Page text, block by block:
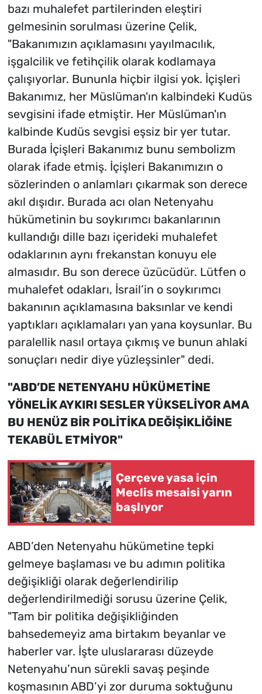
bazı muhalefet partilerinden eleştiri
gelmesinin sorulması üzerine Çelik,
"Bakanımızın açıklamasını yayılmacılık,
işgalcilik ve fetihçilik olarak kodlamaya
çalışıyorlar. Bununla hiçbir ilgisi yok. İçişleri
Bakanımız, her Müslüman'ın kalbindeki Kudüs
sevgisini ifade etmiştir. Her Müslüman'ın
kalbinde Kudüs sevgisi eşsiz bir yer tutar.
Burada İçişleri Bakanımız bunu sembolizm
olarak ifade etmiş. İçişleri Bakanımızın o
sözlerinden o anlamları çıkarmak son derece
akıl dışıdır. Burada acı olan Netenyahu
hükümetinin bu soykırımcı bakanlarının
kullandığı dille bazı içerideki muhalefet
odaklarının aynı frekanstan konuyu ele
almasıdır. Bu son derece üzücüdür. Lütfen o
muhalefet odakları, İsrail’in o soykırımcı
bakanının açıklamasına baksınlar ve kendi
yaptıkları açıklamaları yan yana koysunlar. Bu
paralellik nasıl ortaya çıkmış ve bunun ahlaki
sonuçları nedir diye yüzleşsinler" dedi.
"ABD’DE NETENYAHU HÜKÜMETİNE
YÖNELİK AYKIRI SESLER YÜKSELİYOR AMA
BU HENÜZ BİR POLİTİKA DEĞİŞİKLİĞİNE
TEKABÜL ETMİYOR"
Çerçeve yasa için
Meclis mesaisi yarın
başlıyor
ABD’den Netenyahu hükümetine tepki
gelmeye başlaması ve bu adımın politika
değişikliği olarak değerlendirilip
değerlendirilmediği sorusu üzerine Çelik,
"Tam bir politika değişikliğinden
bahsedemeyiz ama birtakım beyanlar ve
haberler var. İşte uluslararası düzeyde
Netenyahu’nun sürekli savaş peşinde
koşmasının ABD’yi zor duruma soktuğunu